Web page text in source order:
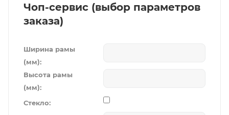
Чоп-сервис (выбор параметров
заказа)
Ширина рамы
(мм):
Высота рамы
(мм):
Стекло: